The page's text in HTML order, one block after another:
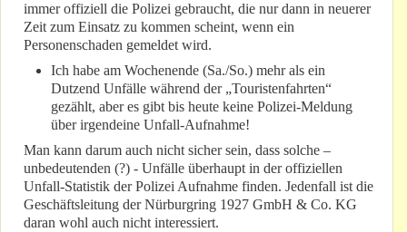
immer offiziell die Polizei gebraucht, die nur dann in neuerer
Zeit zum Einsatz zu kommen scheint, wenn ein
Personenschaden gemeldet wird.
Ich habe am Wochenende (Sa./So.) mehr als ein
Dutzend Unfälle während der „Touristenfahrten“
gezählt, aber es gibt bis heute keine Polizei-Meldung
über irgendeine Unfall-Aufnahme!
Man kann darum auch nicht sicher sein, dass solche –
unbedeutenden (?) - Unfälle überhaupt in der offiziellen
Unfall-Statistik der Polizei Aufnahme finden. Jedenfall ist die
Geschäftsleitung der Nürburgring 1927 GmbH & Co. KG
daran wohl auch nicht interessiert.